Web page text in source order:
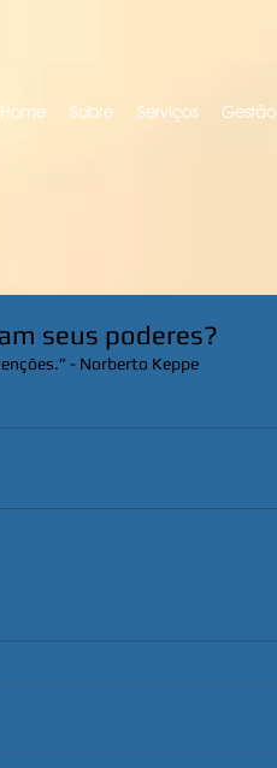
Home Sobre Serviços
seus poderes?
- Norberto Keppe